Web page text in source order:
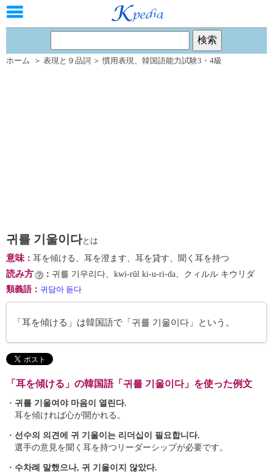
ホーム ＞ 表現と９品詞 ＞ 慣用表現、 韓国語能力試験3・4級
귀를 기울이다とは
意味： 耳を傾ける、耳を澄ます、耳を貸す、聞く耳を持つ
読み方 ： 귀를 기우리다、kwi-rŭl ki-u-ri-da、クィルル キウリダ
類義語 ： 귀담아 듣다
「耳を傾ける」は韓国語で「귀를 기울이다」という。
「耳を傾ける」の韓国語「귀를 기울이다」を使った例文
・ 귀를 기울여야 마음이 열린다.
耳を傾ければ心が開かれる。
・ 선수의 의견에 귀 기울이는 리더십이 필요합니다.
選手の意見を聞く耳を持つリーダーシップが必要です。
・ 수차례 말했으나, 귀 기울이지 않았다.